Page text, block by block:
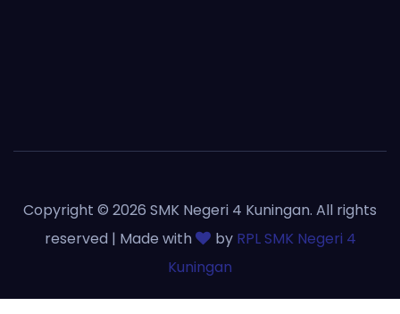
Copyright © 2026 SMK Negeri 4 Kuningan. All rights
reserved | Made with
by RPL SMK Negeri 4
Kuningan